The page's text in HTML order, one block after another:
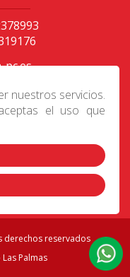
nuestros servicios.
el uso que
pc.es
de privacidad
|
|Devoluciones|
de compra
derechos reservados
Las Palmas